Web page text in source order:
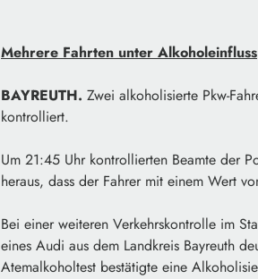
Mehrere Fahrten unter Alkoholeinfluss
BAYREUTH. Zwei alkoholisierte Pkw-
kontrolliert.
Um 21:45 Uhr kontrollierten Beamte der
heraus, dass der Fahrer mit einem Wert
Bei einer weiteren Verkehrskontrolle im
eines Audi aus dem Landkreis Bayreuth
Atemalkoholtest bestätigte eine